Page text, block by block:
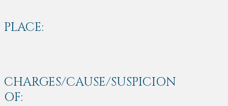
PLACE:
CHARGES/CAUSE/SUSPICION
OF: